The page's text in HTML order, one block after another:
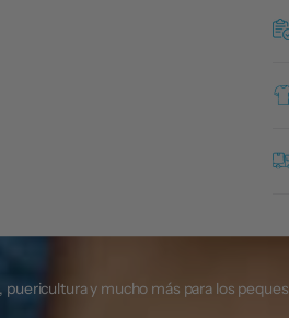
puericultura y mucho más para los peques